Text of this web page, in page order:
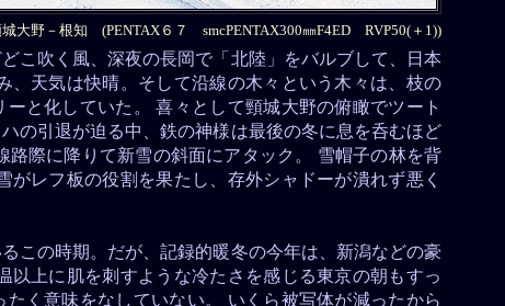
大野－根知 (PENTAX６７ smcPENTAX300㎜F4ED RVP50(＋1))
こ吹く風、深夜の長岡で「北陸」をバルブして、日本
、天気は快晴。そして沿線の木々という木々は、枝の
と化していた。 喜々として頸城大野の俯瞰でツート
の引退が迫る中、鉄の神様は最後の冬に息を呑むほど
際に降りて新雪の斜面にアタック。 雪帽子の林を背
レフ板の役割を果たし、存外シャドーが潰れず悪く
この時期。だが、記録的暖冬の今年は、新潟などの豪
以上に肌を刺すような冷たさを感じる東京の朝もすっ
く意味をなしていない。 いくら被写体が減ったから